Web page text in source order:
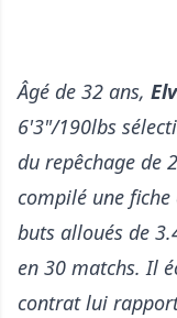
Âgé de 32 ans,
6'3"/190lbs
du repêchage de
compilé une fiche
buts alloués de
en 30 matchs. Il
contrat lui